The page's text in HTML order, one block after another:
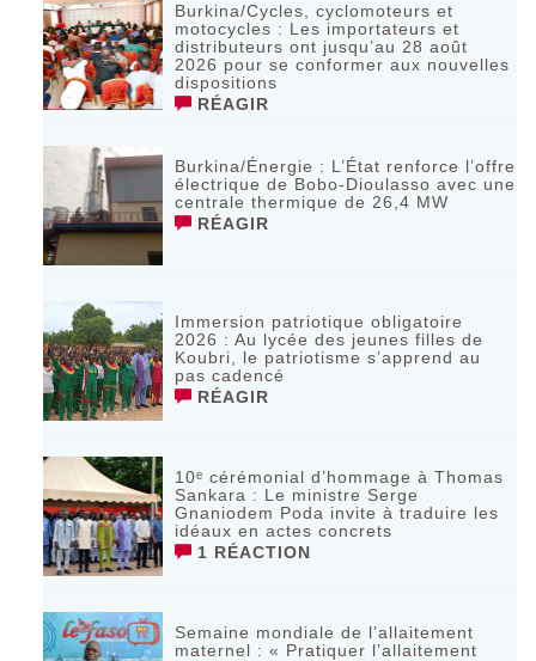
Burkina/Cycles, cyclomoteurs et
motocycles : Les importateurs et
distributeurs ont jusqu’au 28 août
2026 pour se conformer aux nouvelles
dispositions
RÉAGIR
Burkina/Énergie : L’État renforce l’offre
électrique de Bobo-Dioulasso avec une
centrale thermique de 26,4 MW
RÉAGIR
Immersion patriotique obligatoire
2026 : Au lycée des jeunes filles de
Koubri, le patriotisme s’apprend au
pas cadencé
RÉAGIR
10ᵉ cérémonial d’hommage à Thomas
Sankara : Le ministre Serge
Gnaniodem Poda invite à traduire les
idéaux en actes concrets
1 RÉACTION
Semaine mondiale de l’allaitement
maternel : « Pratiquer l’allaitement